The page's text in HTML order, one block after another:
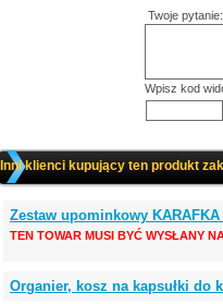
Twoje pytanie:
Wpisz kod
Inni klienci kupujący ten produkt
Zestaw upominkowy
TEN TOWAR MUSI BYĆ WYSŁANY
Organier, kosz na kapsułki do